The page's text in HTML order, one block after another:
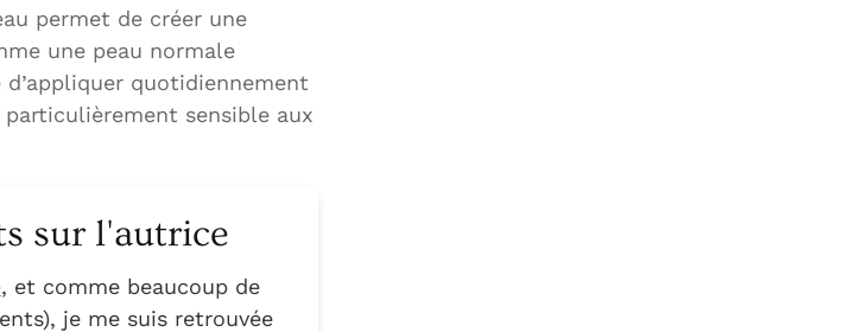
permet de créer une
une peau normale
quotidiennement
particulièrement sensible aux
sur l'autrice
, et comme beaucoup de
je me suis retrouvée